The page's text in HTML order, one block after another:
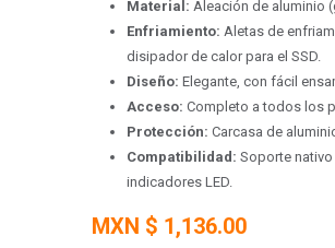
Material: Aleación de aluminio
Enfriamiento: Aletas de
disipador de calor para el SSD.
Diseño: Elegante, con fácil
Acceso: Completo a todos los
Protección: Carcasa de
Compatibilidad: Soporte
indicadores LED.
MXN $ 1,136.00